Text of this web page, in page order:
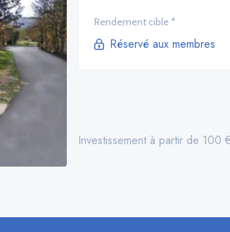
Rendement cible *
Réservé aux membres
Investissement à partir de 100